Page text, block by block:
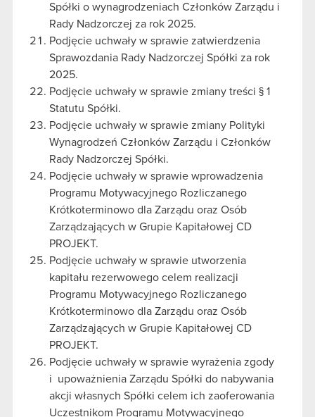
Spółki o wynagrodzeniach Członków Zarządu i
Rady Nadzorczej za rok 2025.
Podjęcie uchwały w sprawie zatwierdzenia
Sprawozdania Rady Nadzorczej Spółki za rok
2025.
Podjęcie uchwały w sprawie zmiany treści § 1
Statutu Spółki.
Podjęcie uchwały w sprawie zmiany Polityki
Wynagrodzeń Członków Zarządu i Członków
Rady Nadzorczej Spółki.
Podjęcie uchwały w sprawie wprowadzenia
Programu Motywacyjnego Rozliczanego
Krótkoterminowo dla Zarządu oraz Osób
Zarządzających w Grupie Kapitałowej CD
PROJEKT.
Podjęcie uchwały w sprawie utworzenia
kapitału rezerwowego celem realizacji
Programu Motywacyjnego Rozliczanego
Krótkoterminowo dla Zarządu oraz Osób
Zarządzających w Grupie Kapitałowej CD
PROJEKT.
Podjęcie uchwały w sprawie wyrażenia zgody
i upoważnienia Zarządu Spółki do nabywania
akcji własnych Spółki celem ich zaoferowania
Uczestnikom Programu Motywacyjnego